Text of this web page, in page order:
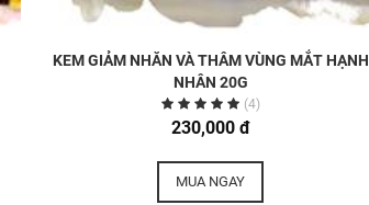
KEM GIẢM NHĂN VÀ THÂM VÙNG MẮT HẠNH
NHÂN 20G
(4)
230,000 đ
MUA NGAY